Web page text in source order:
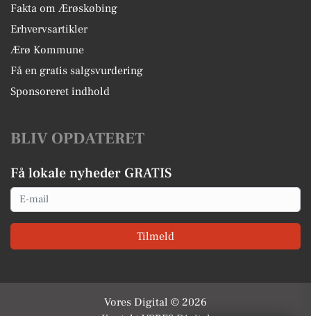
Fakta om Ærøskøbing
Erhvervsartikler
Ærø Kommune
Få en gratis salgsvurdering
Sponsoreret indhold
BLIV OPDATERET
Få lokale nyheder GRATIS
Email
Tilmeld
Vores Digital © 2026